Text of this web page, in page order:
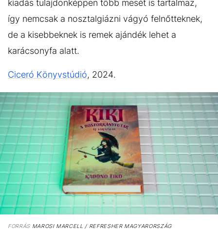
kiadás tulajdonképpen több mesét is tartalmaz,
így nemcsak a nosztalgiázni vágyó felnőtteknek,
de a kisebbeknek is remek ajándék lehet a
karácsonyfa alatt.
Ciceró Könyvstúdió, 2024.
FORRÁSMAROSI MARCELL / REFRESHER MAGYARORSZÁG